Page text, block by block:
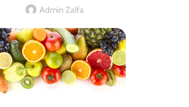
Admin Zalfa